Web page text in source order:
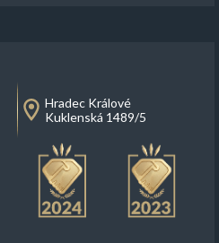
Hradec Králové
Kuklenská 1489/5